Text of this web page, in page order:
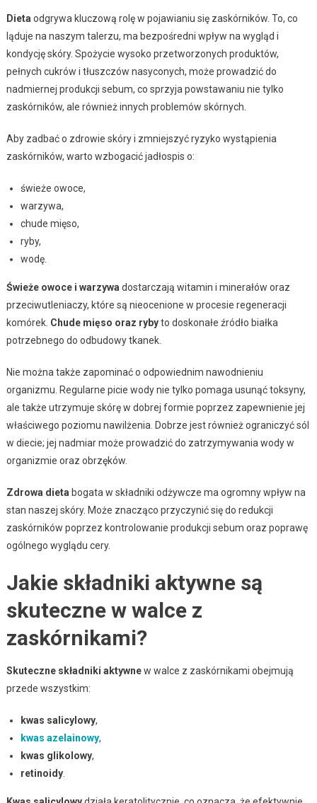
Dieta odgrywa kluczową rolę w pojawianiu się zaskórników. To, co
ląduje na naszym talerzu, ma bezpośredni wpływ na wygląd i
kondycję skóry. Spożycie wysoko przetworzonych produktów,
pełnych cukrów i tłuszczów nasyconych, może prowadzić do
nadmiernej produkcji sebum, co sprzyja powstawaniu nie tylko
zaskórników, ale również innych problemów skórnych.
Aby zadbać o zdrowie skóry i zmniejszyć ryzyko wystąpienia
zaskórników, warto wzbogacić jadłospis o:
świeże owoce,
warzywa,
chude mięso,
ryby,
wodę.
Świeże owoce i warzywa dostarczają witamin i minerałów oraz
przeciwutleniaczy, które są nieocenione w procesie regeneracji
komórek. Chude mięso oraz rybyto doskonałe źródło białka
potrzebnego do odbudowy tkanek.
Nie można także zapominać o odpowiednim nawodnieniu
organizmu. Regularne picie wody nie tylko pomaga usunąć toksyny,
ale także utrzymuje skórę w dobrej formie poprzez zapewnienie jej
właściwego poziomu nawilżenia. Dobrze jest również ograniczyć sól
w diecie; jej nadmiar może prowadzić do zatrzymywania wody w
organizmie oraz obrzęków.
Zdrowa dieta bogata w składniki odżywcze ma ogromny wpływ na
stan naszej skóry. Może znacząco przyczynić się do redukcji
zaskórników poprzez kontrolowanie produkcji sebum oraz poprawę
ogólnego wyglądu cery.
Jakie składniki aktywne są
skuteczne w walce z
zaskórnikami?
Skuteczne składniki aktywnew walce z zaskórnikami obejmują
przede wszystkim:
kwas salicylowy,
kwas azelainowy,
kwas glikolowy,
retinoidy.